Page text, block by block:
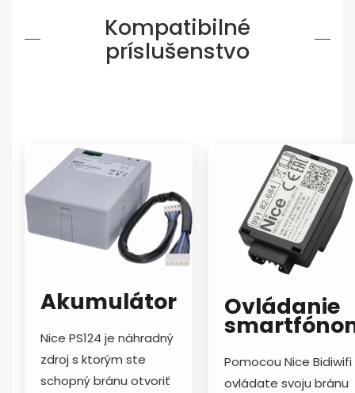
Kompatibilné
príslušenstvo
Akumulátor
Nice PS124 je náhradný
zdroj s ktorým ste
schopný bránu otvoriť
Ovládanie
Pomocou Nice Bidiwifi
ovládate svoju bránu